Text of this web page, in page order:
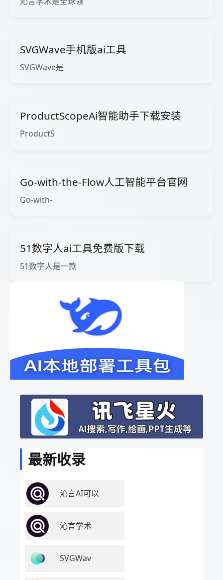
SVGWave手机版ai工具
SVGWave是
ProductScopeAi智能助手下载安装
ProductS
Go-with-the-Flow人工智能平台官网
Go-with-
51数字人ai工具免费版下载
51数字人是一款
最新收录
沁言AI可以
沁言学术
SVGWav